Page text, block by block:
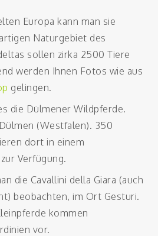
Europa kann man sie
Naturgebiet des
sollen zirka 2500 Tiere
werden Ihnen Fotos wie aus
gelingen.
die Dülmener Wildpferde.
(Westfalen). 350
dort in einem
Verfügung.
die Cavallini della Giara (auch
beobachten, im Ort Gesturi.
kommen
vor.